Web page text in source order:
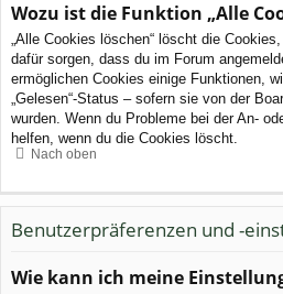
Wozu ist die Funktion „Alle
„Alle Cookies löschen“ löscht die
dafür sorgen, dass du im Forum
ermöglichen Cookies einige Funktionen,
„Gelesen“-Status – sofern sie von der
wurden. Wenn du Probleme bei der An-
helfen, wenn du die Cookies löscht.
Nach oben
Benutzerpräferenzen und -
Wie kann ich meine